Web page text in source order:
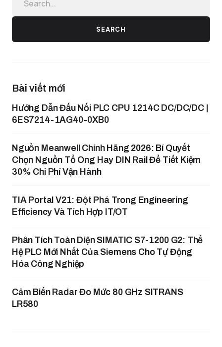
SEARCH
Bài viết mới
Hướng Dẫn Đấu Nối PLC CPU 1214C DC/DC/DC |
6ES7214-1AG40-0XB0
Nguồn Meanwell Chính Hãng 2026: Bí Quyết
Chọn Nguồn Tổ Ong Hay DIN Rail Để Tiết Kiệm
30% Chi Phí Vận Hành
TIA Portal V21: Đột Phá Trong Engineering
Efficiency Và Tích Hợp IT/OT
Phân Tích Toàn Diện SIMATIC S7-1200 G2: Thế
Hệ PLC Mới Nhất Của Siemens Cho Tự Động
Hóa Công Nghiệp
Cảm Biến Radar Đo Mức 80 GHz SITRANS
LR580